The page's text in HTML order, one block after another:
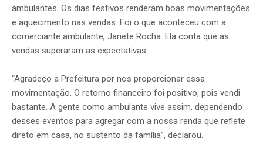
ambulantes. Os dias festivos renderam boas movimentações
e aquecimento nas vendas. Foi o que aconteceu com a
comerciante ambulante, Janete Rocha. Ela conta que as
vendas superaram as expectativas.
“Agradeço a Prefeitura por nos proporcionar essa
movimentação. O retorno financeiro foi positivo, pois vendi
bastante. A gente como ambulante vive assim, dependendo
desses eventos para agregar com a nossa renda que reflete
direto em casa, no sustento da família”, declarou.